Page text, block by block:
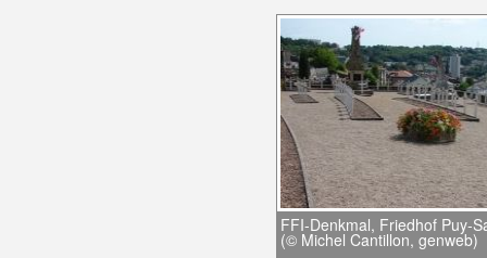
FFI-Denkmal, Friedhof Puy-
(© Michel Cantillon, genweb)